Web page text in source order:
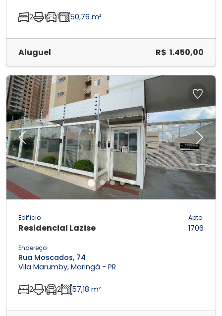
2 1 1 50,76 m²
Aluguel R$ 1.450,00
Previous Next
Edifício
Residencial Lazise
Apto
1706
Endereço
Rua Moscados, 74
Vila Marumby, Maringá - PR
2 1 2 57,18 m²